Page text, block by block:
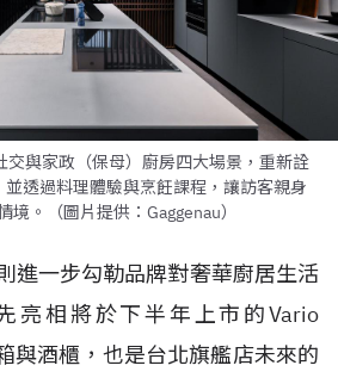
交與家政（保母）廚房四大場景，重新詮
透過料理體驗與烹飪課程，讓訪客親身
境。（圖片提供：Gaggenau）
進一步勾勒品牌對奢華廚居生活
亮相將於下半年上市的Vario
與酒櫃，也是台北旗艦店未來的